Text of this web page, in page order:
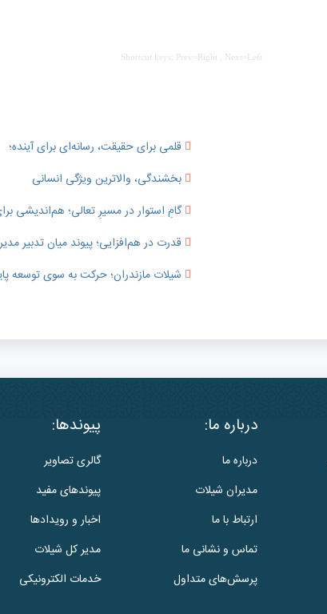
Shortcut keys: Prev=Right , Next=Left
قلمی برای حقیقت، رسانه‌ای برای آینده؛
بخشندگی، والاترین ویژگی انسانی
گامِ استوار در مسیرِ تعالی؛ هم‌اندیشی
قدرت در هم‌افزایی؛ پیوند میان تدبیر
شیلات مازندران؛ حرکت به سوی توسعه
درباره ما:
درباره ما
مدیران شیلات
ارتباط با ما
تماس و نشانی ما
پرسش‌های متداول
پیوندها:
گالری تصاویر
پیوندهای مفید
اخبار و رویدادها
مدیر کل شیلات
خدمات الکترونیکی